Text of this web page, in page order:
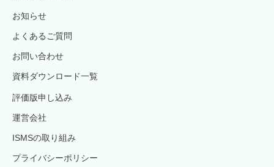
お知らせ
よくあるご質問
お問い合わせ
資料ダウンロード一覧
評価版申し込み
運営会社
ISMSの取り組み
プライバシーポリシー